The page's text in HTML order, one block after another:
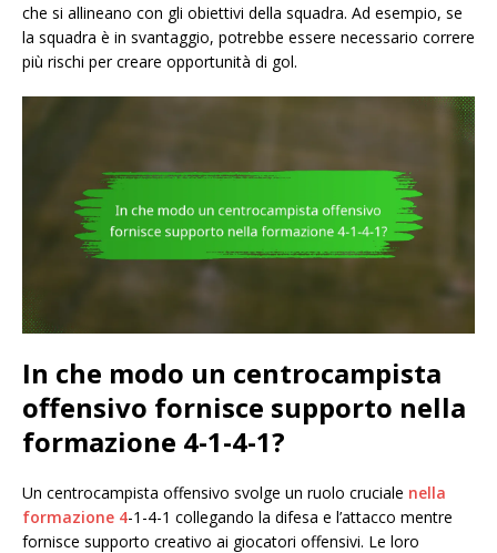
che si allineano con gli obiettivi della squadra. Ad esempio, se
la squadra è in svantaggio, potrebbe essere necessario correre
più rischi per creare opportunità di gol.
In che modo un centrocampista
offensivo fornisce supporto nella
formazione 4-1-4-1?
Un centrocampista offensivo svolge un ruolo cruciale nella
formazione 4-1-4-1 collegando la difesa e l’attacco mentre
fornisce supporto creativo ai giocatori offensivi. Le loro